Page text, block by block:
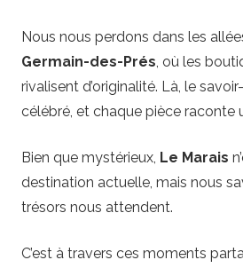
Nous nous perdons dans les
Germain-des-Prés , où les
rivalisent d’originalité. Là, le
célébré, et chaque pièce raconte
Bien que mystérieux, Le Marais
destination actuelle, mais nous
trésors nous attendent.
C’est à travers ces moments